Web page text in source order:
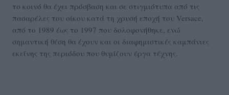
το κοινό θα έχει πρόσβαση και σε στιγμιότυπα από τις
πασαρέλες του οίκου κατά τη χρυσή εποχή του Versace,
από το 1989 έως το 1997 που δολοφονήθηκε, ενώ
σημαντική θέση θα έχουν και οι διαφημιστικές καμπάνιες
εκείνης της περιόδου που θυμίζουν έργα τέχνης.